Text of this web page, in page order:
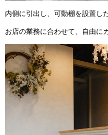
内側に引出し、可動棚を設置し
お店の業務に合わせて、自由に